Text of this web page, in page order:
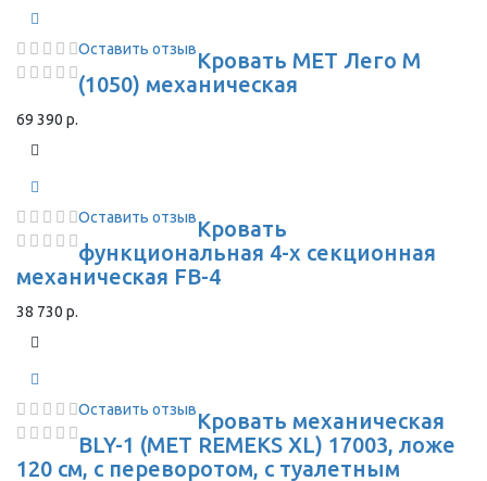
Оставить отзывКровать MET Лего М
(1050) механическая
69 390 р.
Оставить отзывКровать
функциональная 4-х секционная
механическая FB-4
38 730 р.
Оставить отзывКровать механическая
BLY-1 (MET REMEKS XL) 17003, ложе
120 см, с переворотом, с туалетным